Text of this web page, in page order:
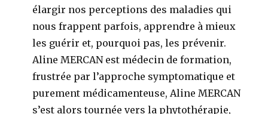
élargir nos perceptions des maladies qui
nous frappent parfois, apprendre à mieux
les guérir et, pourquoi pas, les prévenir.
Aline MERCAN est médecin de formation,
frustrée par l’approche symptomatique et
purement médicamenteuse, Aline MERCAN
s’est alors tournée vers la phytothérapie,